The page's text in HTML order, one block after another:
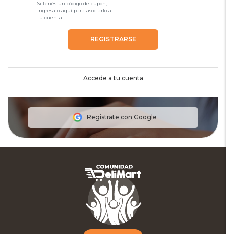
Si tenés un código de cupón,
ingresalo aquí para asociarlo a
tu cuenta.
REGISTRARSE
Accede a tu cuenta
Registrate con Google